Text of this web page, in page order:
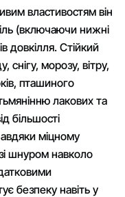
властивостям він
(включаючи нижні
довкілля. Стійкий
морозу, вітру,
пташиного
лакових та
більшості
міцному
шнуром навколо
безпеку навіть у